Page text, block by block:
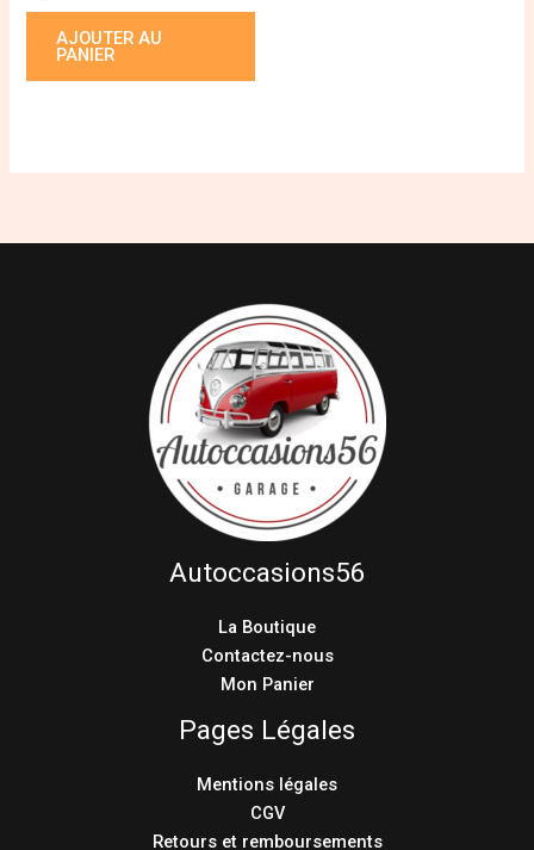
AJOUTER AU
PANIER
Autoccasions56
La Boutique
Contactez-nous
Mon Panier
Pages Légales
Mentions légales
CGV
Retours et remboursements